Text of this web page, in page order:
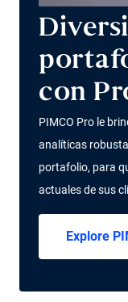
con
PIMCO Pro le
analíticas
portafolio, para
actuales de sus
Explore